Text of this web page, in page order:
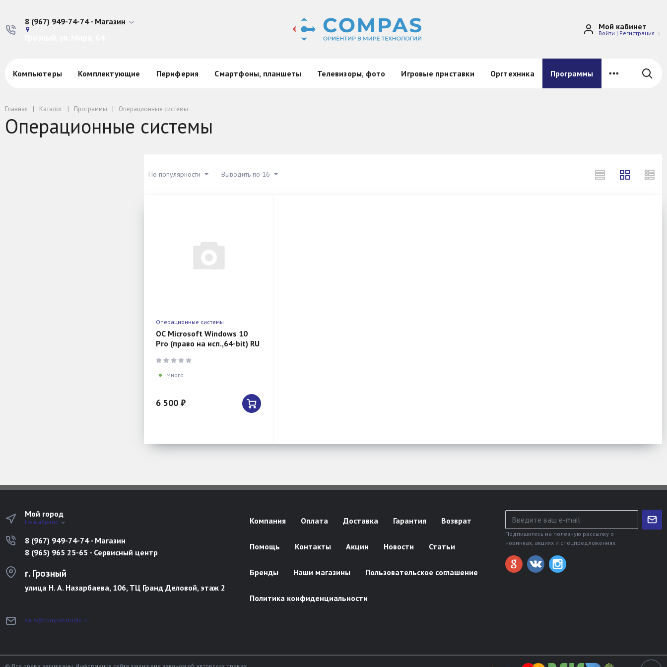
8 (967) 949-74-74 - Магазин Мой кабинет
Войти | Регистрация
Компьютеры Комплектующие Периферия Смартфоны, планшеты Телевизоры, фото Игровые приставки Оргтехника Программы
Главная Каталог Программы Операционные системы
Операционные системы
По популярности Выводить по 16
Операционные системы
ОС Microsoft Windows 10
Pro (право на исп.,64-bit) RU
Много
6 500 ₽
Мой город
Не выбрано
8 (967) 949-74-74 - Магазин
8 (965) 965 25-65 - Сервисный центр
г. Грозный
улица Н. А. Назарбаева, 106, ТЦ Гранд Деловой, этаж 2
sale@compasstudio.ru
Компания Оплата Доставка Гарантия Возврат
Помощь Контакты Акции Новости Статьи
Бренды Наши магазины Пользовательское соглашение
Политика конфиденциальности
Подпишитесь на полезную рассылку о
новинках, акциях и спецпредложениях